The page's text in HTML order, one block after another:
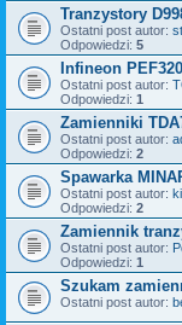
Tranzystory
Ostatni post autor:
Odpowiedzi: 5
Infineon
Ostatni post autor:
Odpowiedzi: 1
Zamienniki
Ostatni post autor:
Odpowiedzi: 2
Spawarka
Ostatni post autor:
Odpowiedzi: 2
Zamiennik
Ostatni post autor:
Odpowiedzi: 1
Szukam
Ostatni post autor: